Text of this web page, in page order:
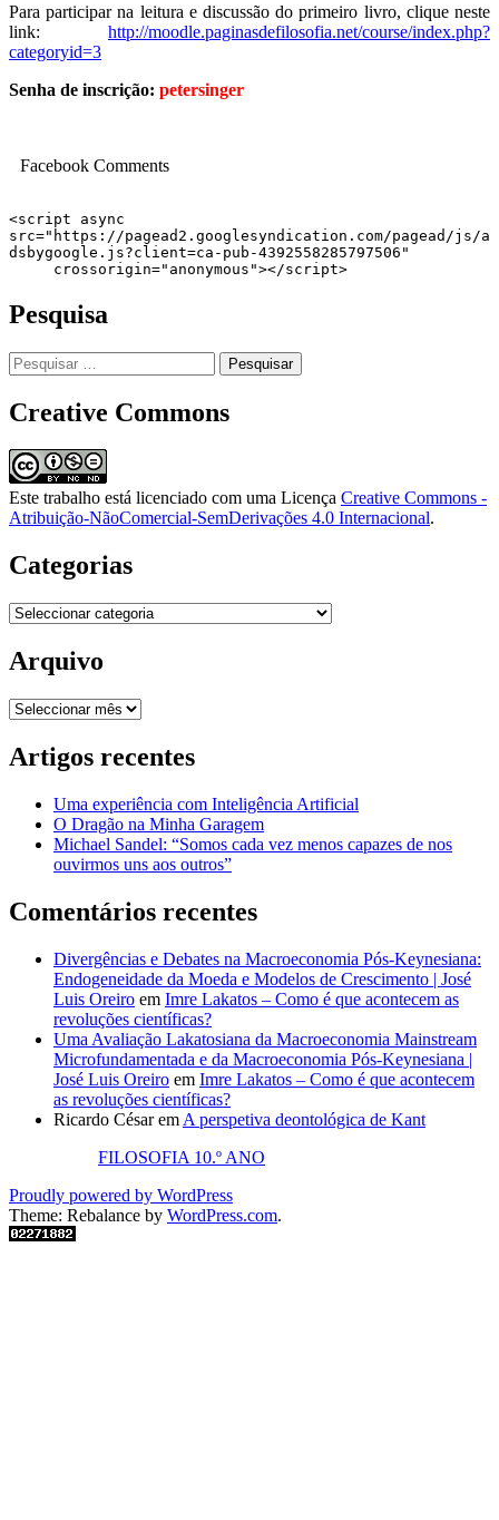
Para participar na leitura e discussão do primeiro livro, clique neste
link: http://moodle.paginasdefilosofia.net/course/index.php?
categoryid=3
Senha de inscrição: petersinger
Facebook Comments
<script async
src="https://pagead2.googlesyndication.com/pagead/js/a
dsbygoogle.js?client=ca-pub-4392558285797506"
     crossorigin="anonymous"></script>
Pesquisa
Pesquisar
por:
Creative Commons
Este trabalho está licenciado com uma Licença Creative Commons -
Atribuição-NãoComercial-SemDerivações 4.0 Internacional.
Categorias
Categorias
Arquivo
Arquivo
Artigos recentes
Uma experiência com Inteligência Artificial
O Dragão na Minha Garagem
Michael Sandel: “Somos cada vez menos capazes de nos
ouvirmos uns aos outros”
Comentários recentes
Divergências e Debates na Macroeconomia Pós-Keynesiana:
Endogeneidade da Moeda e Modelos de Crescimento | José
Luis Oreiro em Imre Lakatos – Como é que acontecem as
revoluções científicas?
Uma Avaliação Lakatosiana da Macroeconomia Mainstream
Microfundamentada e da Macroeconomia Pós-Keynesiana |
José Luis Oreiro em Imre Lakatos – Como é que acontecem
as revoluções científicas?
Ricardo Césarem A perspetiva deontológica de Kant
FILOSOFIA 10.º ANO
Proudly powered by WordPress
Theme: Rebalance by WordPress.com.